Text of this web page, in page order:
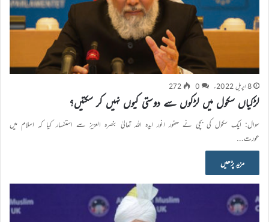
8 اپریل 2022ء 0
272
لڑکیاں سکول میں لڑکوں سے دوستی کیوں نہیں کر سکتیں؟
سوال: ایک سکول کی بچی نے حضور انور ایدہ اللہ تعالیٰ بنصرہ العزیز سے استفسار کیا کہ اسلام میں
عورت…
مزید پڑھیں